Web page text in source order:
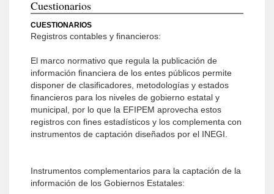
Cuestionarios
CUESTIONARIOS
Registros contables y financieros:
El marco normativo que regula la publicación de
información financiera de los entes públicos permite
disponer de clasificadores, metodologías y estados
financieros para los niveles de gobierno estatal y
municipal, por lo que la EFIPEM aprovecha estos
registros con fines estadísticos y los complementa con
instrumentos de captación diseñados por el INEGI.
Instrumentos complementarios para la captación de la
información de los Gobiernos Estatales: